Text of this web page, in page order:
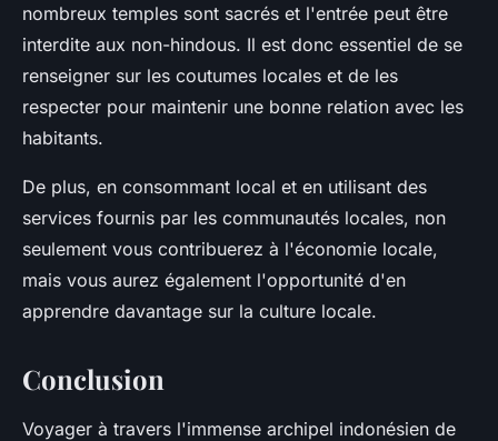
nombreux temples sont sacrés et l'entrée peut être
interdite aux non-hindous. Il est donc essentiel de se
renseigner sur les coutumes locales et de les
respecter pour maintenir une bonne relation avec les
habitants.
De plus, en consommant local et en utilisant des
services fournis par les communautés locales, non
seulement vous contribuerez à l'économie locale,
mais vous aurez également l'opportunité d'en
apprendre davantage sur la culture locale.
Conclusion
Voyager à travers l'immense archipel indonésien de